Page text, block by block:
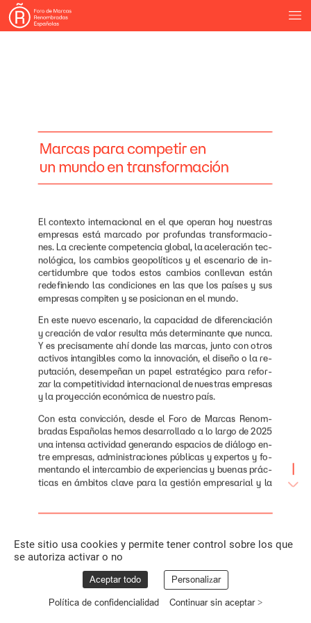
Marcas para competir en
un mundo en transformación
El contexto internacional en el que operan hoy nuestras
empresas está marcado por profundas transformacio-
nes. La creciente competencia global, laaceleración tec-
nológica, los cambios geopolíticos y el escenario de in-
certidumbre que todos estos cambios conllevan están
redefiniendo las condiciones en las que los países y sus
empresas compiten y se posicionan en el mundo.
En este nuevo escenario, la capacidad de diferenciación
y creación de valor resulta más determinante que nunca.
Y es precisamente ahí donde las marcas, junto con otros
activos intangibles como la innovación, el diseño o la re-
putación, desempeñan un papel estratégico para refor-
zar la competitividad internacional denuestras empresas
y la proyección económica de nuestro país.
Con esta convicción, desde el Foro de Marcas Renom-
bradas Españolas hemos desarrollado a lo largo de 2025
una intensa actividad generando espacios de diálogo en-
tre empresas, administraciones públicas y expertos y fo-
mentando el intercambio de experiencias y buenas prác-
ticas en ámbitos clave para la gestión empresarial y la
forme ‘HaciaunPacto de Estado porla Competitividad’.
en la definición
estratégico, un proceso de reflexión
que marca la hoja de ruta de nuestra organización para
Este sitio usa cookies y permite tener control sobre los que
se autoriza activar o no
Aceptar todo Personalizar
Política de confidencialidad Continuar sin aceptar >